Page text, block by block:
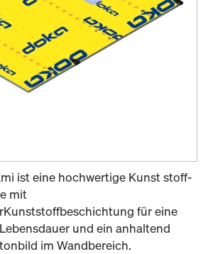
ist eine hochwertige Kunst stoff-
mit
für eine
und ein anhaltend
im Wandbereich.